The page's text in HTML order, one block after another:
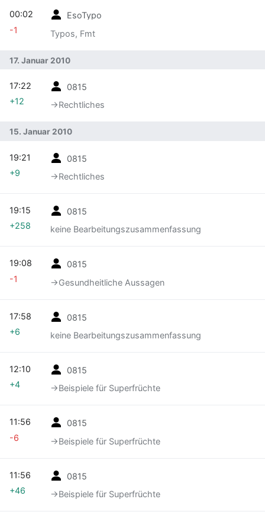
EsoTypo
Typos, Fmt
00:02
-1
17. Januar 2010
0815
→‎Rechtliches
17:22
+12
15. Januar 2010
0815
→‎Rechtliches
19:21
+9
0815
keine Bearbeitungszusammenfassung
19:15
+258
0815
→‎Gesundheitliche Aussagen
19:08
-1
0815
keine Bearbeitungszusammenfassung
17:58
+6
0815
→‎Beispiele für Superfrüchte
12:10
+4
0815
→‎Beispiele für Superfrüchte
11:56
-6
0815
→‎Beispiele für Superfrüchte
11:56
+46